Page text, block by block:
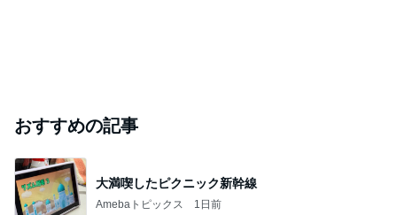
おすすめの記事
大満喫したピクニック新幹線
Amebaトピックス 1日前